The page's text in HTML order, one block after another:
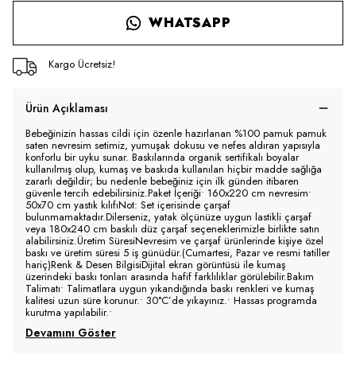
WHATSAPP
Kargo Ücretsiz!
Ürün Açıklaması
Bebeğinizin hassas cildi için özenle hazırlanan %100 pamuk pamuk
saten nevresim setimiz, yumuşak dokusu ve nefes aldıran yapısıyla
konforlu bir uyku sunar. Baskılarında organik sertifikalı boyalar
kullanılmış olup, kumaş ve baskıda kullanılan hiçbir madde sağlığa
zararlı değildir; bu nedenle bebeğiniz için ilk günden itibaren
güvenle tercih edebilirsiniz.Paket İçeriği• 160x220 cm nevresim•
50x70 cm yastık kılıfıNot: Set içerisinde çarşaf
bulunmamaktadır.Dilerseniz, yatak ölçünüze uygun lastikli çarşaf
veya 180x240 cm baskılı düz çarşaf seçeneklerimizle birlikte satın
alabilirsiniz.Üretim SüresiNevresim ve çarşaf ürünlerinde kişiye özel
baskı ve üretim süresi 5 iş günüdür.(Cumartesi, Pazar ve resmi tatiller
hariç)Renk & Desen BilgisiDijital ekran görüntüsü ile kumaş
üzerindeki baskı tonları arasında hafif farklılıklar görülebilir.Bakım
Talimatı• Talimatlara uygun yıkandığında baskı renkleri ve kumaş
kalitesi uzun süre korunur.• 30°C’de yıkayınız.• Hassas programda
kurutma yapılabilir.•
Devamını Göster